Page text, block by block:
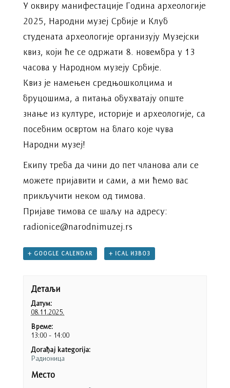
У оквиру манифестације Година археологије
2025, Народни музеј Србије и Клуб
студената археологије организују Музејски
квиз, који ће се одржати 8. новембра у 13
часова у Народном музеју Србије.
Квиз је намењен средњошколцима и
бруцошима, а питања обухватају опште
знање из културе, историје и археологије, са
посебним освртом на благо које чува
Народни музеј!
Екипу треба да чини до пет чланова али се
можете пријавити и сами, а ми ћемо вас
прикључити неком од тимова.
Пријаве тимова се шаљу на адресу:
radionice@narodnimuzej.rs
+ GOOGLE CALENDAR + ICAL ИЗВОЗ
Детаљи
Датум:
08.11.2025.
Време:
13:00 - 14:00
Догађај kategorija:
Радионица
Место